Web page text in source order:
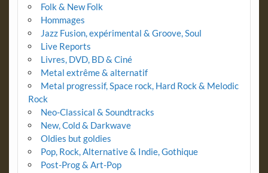
Folk & New Folk
Hommages
Jazz Fusion, expérimental & Groove, Soul
Live Reports
Livres, DVD, BD & Ciné
Metal extrême & alternatif
Metal progressif, Space rock, Hard Rock & Melodic
Rock
Neo-Classical & Soundtracks
New, Cold & Darkwave
Oldies but goldies
Pop, Rock, Alternative & Indie, Gothique
Post-Prog & Art-Pop